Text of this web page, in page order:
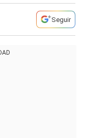
Seguir